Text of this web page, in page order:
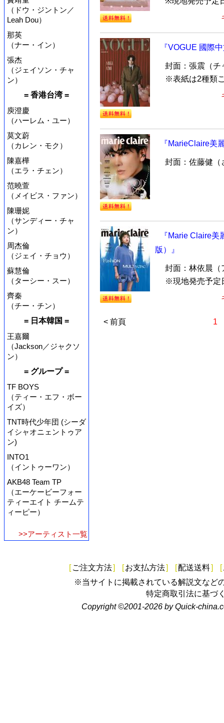
（ドウ・ジントン／
Leah Dou）
那英
（ナー・イン）
張杰
（ジェイソン・チャ
ン）
= 香港台湾 =
庾澄慶
（ハーレム・ユー）
莫文蔚
（カレン・モク）
陳嘉樺
（エラ・チェン）
范曉萱
（メイビス・ファン）
陳珊妮
（サンディー・チャ
ン）
周杰倫
（ジェイ・チョウ）
蘇慧倫
（ターシー・スー）
齊秦
（チー・チン）
= 日本韓国 =
王嘉爾
（Jackson／ジャクソ
ン）
= グループ =
TF BOYS
（ティー・エフ・ボー
イズ）
TNT時代少年団 (シーダ
イシャオニェントゥア
ン)
INTO1
（イントゥーワン）
AKB48 Team TP
（エーケービーフォー
ティーエイト チームテ
ィーピー）
>>アーティスト一覧
『VOGUE 國際
封面：張震（チ
※表紙は2種類
『MarieClaire美
封面：佐藤健（
『Marie Claire
版）』
封面：林依晨（
※現地発売予定
< 前頁 1
[ ご注文方法] [お支払方法] [配送送料] [
※当サイトに掲載されている解説文など
特定商取引法に基づ
Copyright ©2001-2026 by Quick-